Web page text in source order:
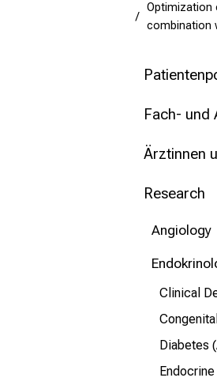
Optimization
combination
Fach- und
Ärztinnen
Research
Angiology
Clinical
Diabetes
Pflegewissenschaft
begeistern – ganz
ohne Anmeldung.
mehr Informationen